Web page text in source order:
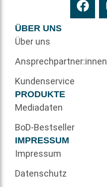
ÜBER UNS
Über uns
Ansprechpartner:innen
Kundenservice
PRODUKTE
Mediadaten
BoD-Bestseller
IMPRESSUM
Impressum
Datenschutz